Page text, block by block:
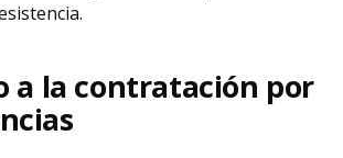
a la contratación por